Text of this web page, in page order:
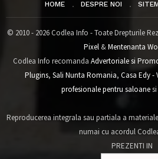
HOME DESPRE NOI
© 2010 - 2026 Codlea Info - Toate Drepturile
Pixel&Mentenanta
Codlea Info recomanda Advertoriale si
Plugins, Sali Nunta Romania, Casa Edy -
profesionale pentru saloanesi
Reproducerea integrala sau partiala a
numai cu acordul
PREZENTI IN